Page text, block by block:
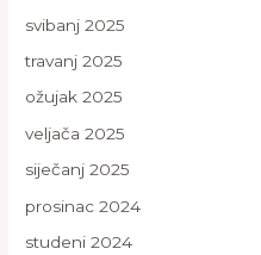
svibanj 2025
travanj 2025
ožujak 2025
veljača 2025
siječanj 2025
prosinac 2024
studeni 2024